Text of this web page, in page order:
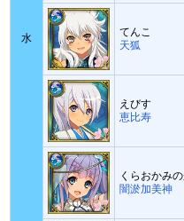
水
てんこ
天狐
えびす
恵比寿
くらおかみ
闇淤加美神